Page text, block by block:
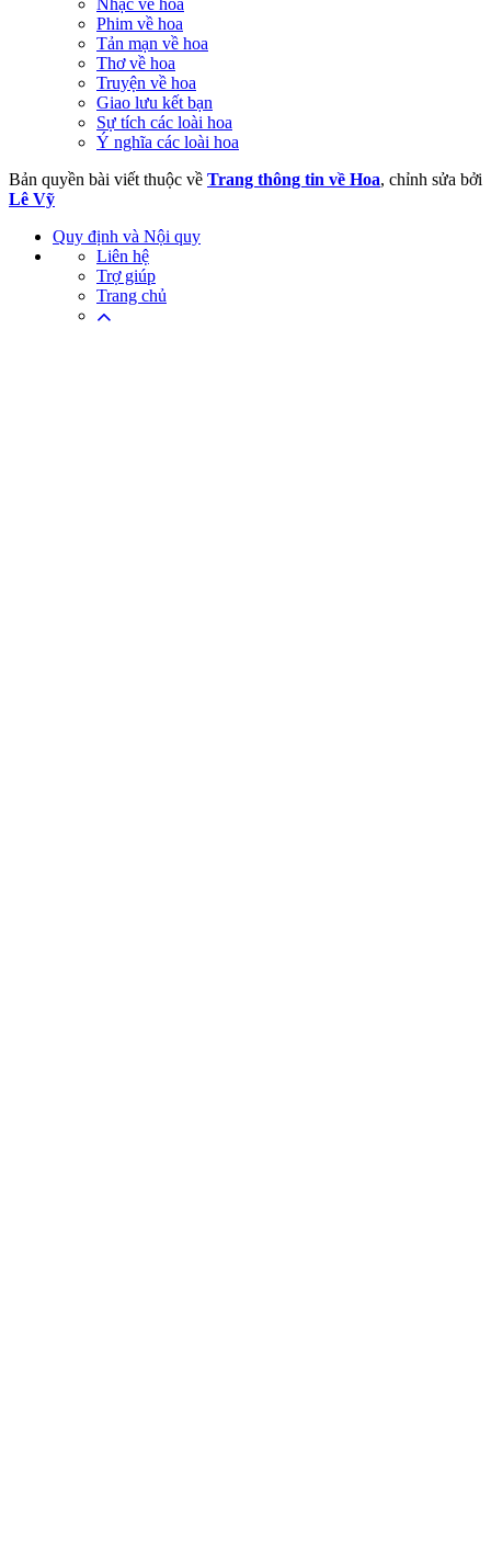
Nhạc về hoa
Phim về hoa
Tản mạn về hoa
Thơ về hoa
Truyện về hoa
Giao lưu kết bạn
Sự tích các loài hoa
Ý nghĩa các loài hoa
Bản quyền bài viết thuộc về Trang thông tin về Hoa, chỉnh sửa bởi
Lê Vỹ
Quy định và Nội quy
Liên hệ
Trợ giúp
Trang chủ